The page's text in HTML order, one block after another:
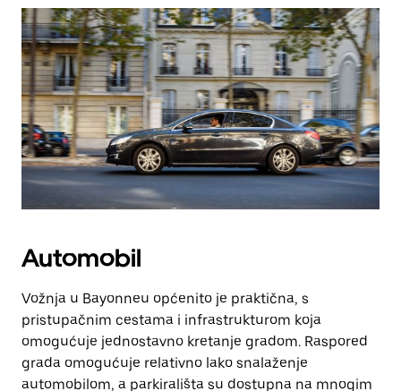
Automobil
Vožnja u Bayonneu općenito je praktična, s
pristupačnim cestama i infrastrukturom koja
omogućuje jednostavno kretanje gradom. Raspored
grada omogućuje relativno lako snalaženje
automobilom, a parkirališta su dostupna na mnogim